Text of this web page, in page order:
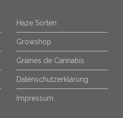
Haze Sorten
Growshop
Graines de Cannabis
Datenschutzerklärung
Impressum